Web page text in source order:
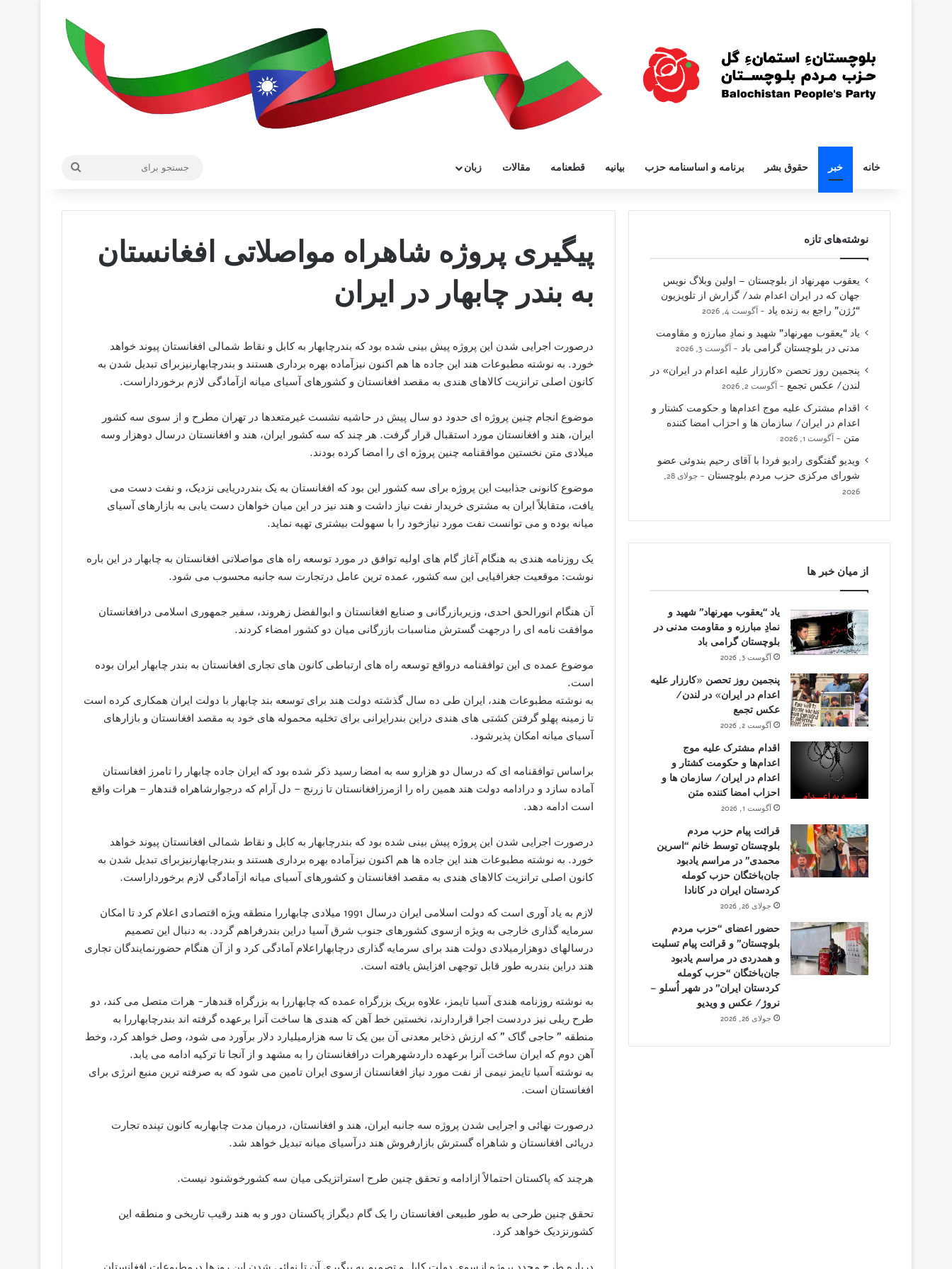
خانه خبر حقوق بشر برنامه و اساسنامه حزب بیانیه قطعنامه مقالات زبان
پیگیری پروژه شاهراه مواصلاتی افغانستان
به بندر چابهار در ایران
درصورت اجرایی شدن این پروژه پیش بینی شده بود که بندرچابهار به کابل و نقاط شمالی افغانستان پیوند خواهد
خورد. به نوشته مطبوعات هند این جاده ها هم اکنون نیزآماده بهره برداری هستند و بندرچابهارنیزبرای تبدیل شدن به
کانون اصلی ترانزیت کالاهای هندی به مقصد افغانستان و کشورهای آسیای میانه ازآمادگی لازم برخورداراست.
موضوع انجام چنین پروژه ای حدود دو سال پیش در حاشیه نشست غیرمتعدها در تهران مطرح و از سوی سه کشور
ایران، هند و افغانستان مورد استقبال قرار گرفت. هر چند که سه کشور ایران، هند و افغانستان درسال دوهزار وسه
میلادی متن نخستین موافقنامه چنین پروژه ای را امضا کرده بودند.
موضوع کانونی جذابیت این پروژه برای سه کشور این بود که افغانستان به یک بندردریایی نزدیک، و نفت دست می
یافت، متقابلاً ایران به مشتری خریدار نفت نیاز داشت و هند نیز در این میان خواهان دست یابی به بازارهای آسیای
میانه بوده و می توانست نفت مورد نیازخود را با سهولت بیشتری تهیه نماید.
یک روزنامه هندی به هنگام آغاز گام های اولیه توافق در مورد توسعه راه های مواصلاتی افغانستان به چابهار در این باره
نوشت: موقعیت جغرافیایی این سه کشور، عمده ترین عامل درتجارت سه جانبه محسوب می شود.
آن هنگام انورالحق احدی، وزیربازرگانی و صنایع افغانستان و ابوالفضل زهروند، سفیر جمهوری اسلامی درافغانستان
موافقت نامه ای را درجهت گسترش مناسبات بازرگانی میان دو کشور امضاء کردند.
موضوع عمده ی این توافقنامه درواقع توسعه راه های ارتباطی کانون های تجاری افغانستان به بندر چابهار ایران بوده
است.
به نوشته مطبوعات هند، ایران طی ده سال گذشته دولت هند برای توسعه بند چابهار با دولت ایران همکاری کرده است
تا زمینه پهلو گرفتن کشتی های هندی دراین بندرایرانی برای تخلیه محموله های خود به مقصد افغانستان و بازارهای
آسیای میانه امکان پذیرشود.
براساس توافقنامه ای که درسال دو هزارو سه به امضا رسید ذکر شده بود که ایران جاده چابهار را تامرز افغانستان
آماده سازد و درادامه دولت هند همین راه را ازمرزافغانستان تا زرنج – دل آرام که درجوارشاهراه قندهار – هرات واقع
است ادامه دهد.
درصورت اجرایی شدن این پروژه پیش بینی شده بود که بندرچابهار به کابل و نقاط شمالی افغانستان پیوند خواهد
خورد. به نوشته مطبوعات هند این جاده ها هم اکنون نیزآماده بهره برداری هستند و بندرچابهارنیزبرای تبدیل شدن به
کانون اصلی ترانزیت کالاهای هندی به مقصد افغانستان و کشورهای آسیای میانه ازآمادگی لازم برخورداراست.
لازم به یاد آوری است که دولت اسلامی ایران درسال 1991 میلادی چابهاررا منطقه ویژه اقتصادی اعلام کرد تا امکان
سرمایه گذاری خارجی به ویژه ازسوی کشورهای جنوب شرق آسیا دراین بندرفراهم گردد. به دنبال این تصمیم
درسالهای دوهزارمیلادی دولت هند برای سرمایه گذاری درچابهاراعلام آمادگی کرد و از آن هنگام حضورنمایندگان تجاری
هند دراین بندربه طور قابل توجهی افزایش یافته است.
به نوشته روزنامه هندی آسیا تایمز، علاوه بریک بزرگراه عمده که چابهاررا به بزرگراه قندهار- هرات متصل می کند، دو
طرح ریلی نیز دردست اجرا قراردارند، نخستین خط آهن که هندی ها ساخت آنرا برعهده گرفته اند بندرچابهاررا به
منطقه ” حاجی گاک ” که ارزش ذخایر معدنی آن بین یک تا سه هزارمیلیارد دلار برآورد می شود، وصل خواهد کرد، وخط
آهن دوم که ایران ساخت آنرا برعهده داردشهرهرات درافغانستان را به مشهد و از آنجا تا ترکیه ادامه می یابد.
به نوشته آسیا تایمز نیمی از نفت مورد نیاز افغانستان ازسوی ایران تامین می شود که به صرفته ترین منبع انرژی برای
افغانستان است.
درصورت نهائی و اجرایی شدن پروژه سه جانبه ایران، هند و افغانستان، درمیان مدت چابهاربه کانون تپنده تجارت
دریائی افغانستان و شاهراه گسترش بازارفروش هند درآسیای میانه تبدیل خواهد شد.
هرچند که پاکستان احتمالاً ازادامه و تحقق چنین طرح استراتزیکی میان سه کشورخوشنود نیست.
تحقق چنین طرحی به طور طبیعی افغانستان را یک گام دیگراز پاکستان دور و به هند رقیب تاریخی و منطقه این
کشورنزدیک خواهد کرد.
نوشته‌های تازه
یعقوب مهرنهاد از بلوچستان – اولین وبلاگ نویس
جهان که در ایران اعدام شد/ گزارش از تلویزیون
“رُژن” راجع به زنده یاد
آگوست 4, 2026
یاد “یعقوب مهرنهاد” شهید و نمادِ مبارزه و مقاومت
مدنی در بلوچستان گرامی باد
آگوست 3, 2026
پنجمین روز تحصن «کارزار علیه اعدام در ایران» در
لندن/ عکس تجمع
آگوست 2, 2026
اقدام مشترک علیه موج اعدام‌ها و حکومت کشتار و
اعدام در ایران/ سازمان ها و احزاب امضا کننده
متن
آگوست 1, 2026
ویدیو گفتگوی رادیو فردا با آقای رحیم بندوئی عضو
شورای مرکزی حزب مردم بلوچستان
جولای 28,
2026
از میان خبر ها
یاد “یعقوب مهرنهاد” شهید و
نمادِ مبارزه و مقاومت مدنی در
بلوچستان گرامی باد
آگوست 3, 2026
پنجمین روز تحصن «کارزار علیه
اعدام در ایران» در لندن/
عکس تجمع
آگوست 2, 2026
اقدام مشترک علیه موج
اعدام‌ها و حکومت کشتار و
اعدام در ایران/ سازمان ها و
احزاب امضا کننده متن
آگوست 1, 2026
قرائت پیام حزب مردم
بلوچستان توسط خانم “اسرین
محمدی” در مراسم یادبود
جان‌باختگان حزب کومله
کردستان ایران در کانادا
جولای 26, 2026
حضور اعضای “حزب مردم
بلوچستان” و قرائت پیام تسلیت
و همدردی در مراسم یادبود
جان‌باختگان “حزب کومله
کردستان ایران” در شهر اُسلو –
نروژ/ عکس و ویدیو
جولای 26, 2026